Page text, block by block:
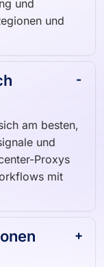
Teams
und
und
am besten,
und
Proxys
mit